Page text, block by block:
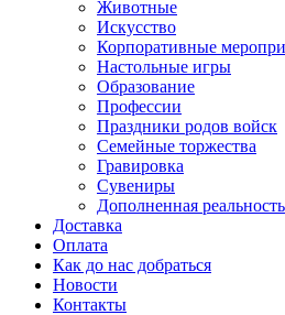
Животные
Искусство
Корпоративные
Настольные игры
Образование
Профессии
Праздники родов войск
Семейные торжества
Гравировка
Сувениры
Дополненная реальность
Доставка
Оплата
Как до нас добраться
Новости
Контакты